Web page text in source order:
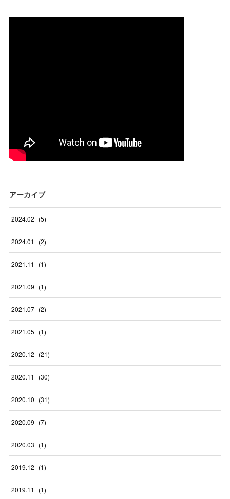
アーカイブ
2024.02 (5)
2024.01 (2)
2021.11 (1)
2021.09 (1)
2021.07 (2)
2021.05 (1)
2020.12 (21)
2020.11 (30)
2020.10 (31)
2020.09 (7)
2020.03 (1)
2019.12 (1)
2019.11 (1)